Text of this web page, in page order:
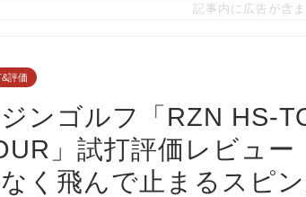
記事内に広告が含ま
評価
ンゴルフ「RZN HS-
」試打評価レビュ
く飛んで止まるスピ